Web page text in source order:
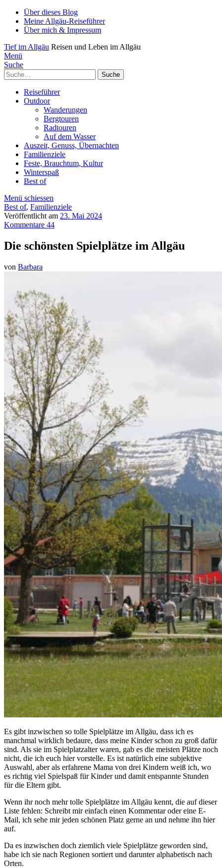
Über dieses Blog
Meine Allgäu-Reiseführer
Über mich & Impressum
Tief im Allgäu Reisen und Leben im Allgäu
Menü
Suche
Suche
Reiseführer
Outdoor
Wanderungen
Bergtouren
Radtouren
Auf dem Wasser
Auszeit, Genuss, Übernachten
Familienziele
Feste, Brauchtum, Kultur
Winterspaß
Best of
Menü schiessen
Best of, Familienziele
Veröffentlicht am 23. Mai 2024
Kommentare 44
Die schönsten Spielplätze im Allgäu
von Barbara
Es gibt inzwischen so tolle Spielplätze im Allgäu, dass ich es
manchmal wirklich bedaure, dass meine Kinder schon zu groß dafür
sind. Als sie im Spielplatzalter waren, gab es die meisten Plätze noch
nicht, die ich euch hier vorstelle. Es ist natürlich eine subjektive
Auswahl, aber als erfahrene Mama von drei Kindern weiß ich, wo
es richtig viel Spielspaß für Kinder und damit entspannte Stunden
für die Eltern gibt.
Wenn ihr noch mehr tolle Spielplätze im Allgäu kennt, die auf dieser
Liste fehlen: Schreibt mir einfach einen Kommentar oder eine E-
Mail, ich sehe mir jeden schönen Platz gerne an und nehme ihn hier
auf.
Da es inzwischen doch ziemlich viele Spielplätze geworden sind,
habe ich sie nach Regionen sortiert und darunter alphabetisch nach
Orten.